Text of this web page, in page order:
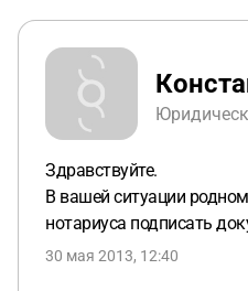
Здравствуйте.
В вашей ситуации
нотариуса подписать
30 мая 2013, 12:40